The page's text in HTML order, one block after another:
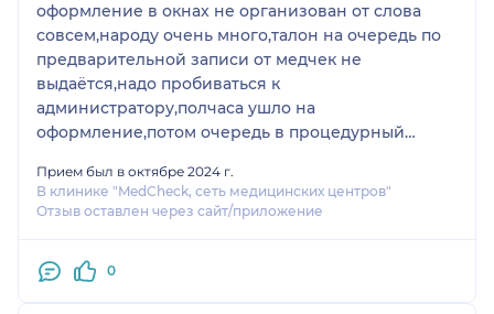
оформление в окнах не организован от слова
совсем,народу очень много,талон на очередь по
предварительной записи от медчек не
выдаётся,надо пробиваться к
администратору,полчаса ушло на
оформление,потом очередь в процедурный
5 и пошла отдавать карту администратору,там
оказывается тоже надо в очередь,бред. Оставила
сутки до анализа нельзя было пить лекарства,в
Прием был в октябре 2024 г.
В клинике "MedCheck, сеть медицинских центров"
Отзыв оставлен через сайт/приложение
0